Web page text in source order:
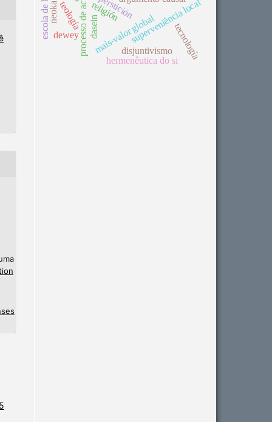
mais-valor globalsuperveniência local
disjuntivismo
religión
tecnología
dewey
teología dasein
hermenêutica do si